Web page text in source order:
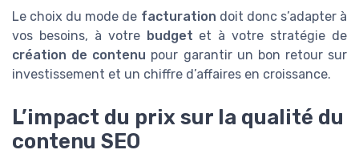
Le choix du mode de facturation doit donc s’adapter à
vos besoins, à votre budget et à votre stratégie de
création de contenu pour garantir un bon retour sur
investissement et un chiffre d’affaires en croissance.
L’impact du prix sur la qualité du
contenu SEO